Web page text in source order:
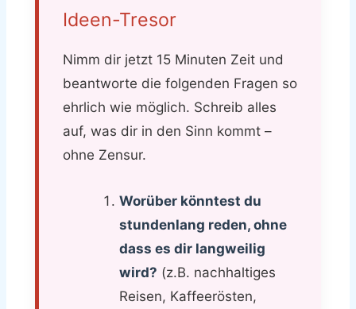
Ideen-Tresor
Nimm dir jetzt 15 Minuten Zeit und
beantworte die folgenden Fragen so
ehrlich wie möglich. Schreib alles
auf, was dir in den Sinn kommt –
ohne Zensur.
Worüber könntest du
stundenlang reden, ohne
dass es dir langweilig
wird? (z.B. nachhaltiges
Reisen, Kaffeerösten,